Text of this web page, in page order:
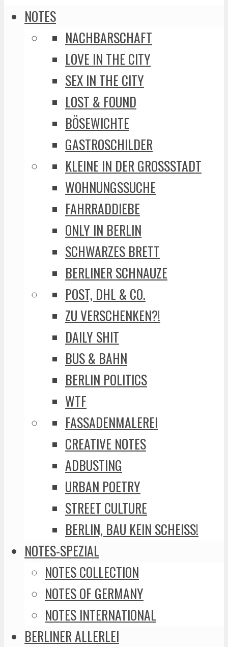
NOTES
NACHBARSCHAFT
LOVE IN THE CITY
SEX IN THE CITY
LOST & FOUND
BÖSEWICHTE
GASTROSCHILDER
KLEINE IN DER GROSSSTADT
WOHNUNGSSUCHE
FAHRRADDIEBE
ONLY IN BERLIN
SCHWARZES BRETT
BERLINER SCHNAUZE
POST, DHL & CO.
ZU VERSCHENKEN?!
DAILY SHIT
BUS & BAHN
BERLIN POLITICS
WTF
FASSADENMALEREI
CREATIVE NOTES
ADBUSTING
URBAN POETRY
STREET CULTURE
BERLIN, BAU KEIN SCHEISS!
NOTES-SPEZIAL
NOTES COLLECTION
NOTES OF GERMANY
NOTES INTERNATIONAL
BERLINER ALLERLEI